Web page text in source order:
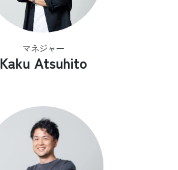
マネジャー
Kaku Atsuhito